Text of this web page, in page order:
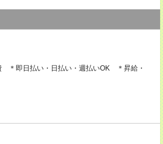
＊即日払い・日払い・週払いOK ＊昇給・